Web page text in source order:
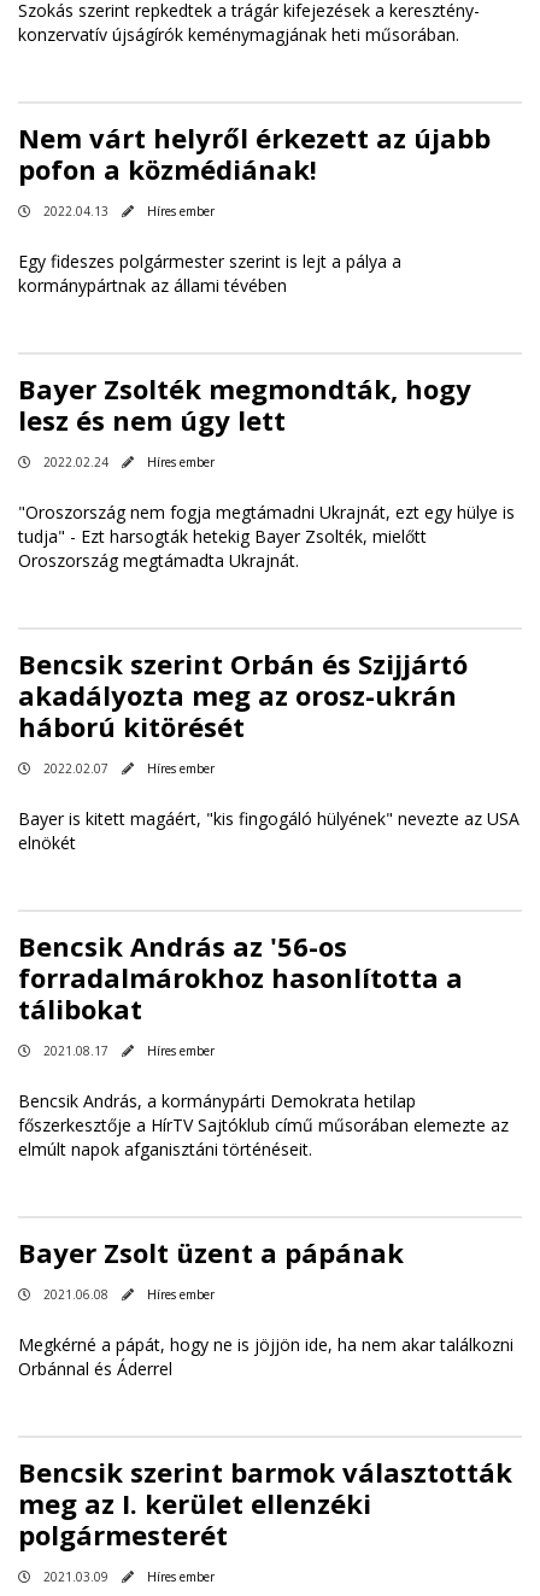
Szokás szerint repkedtek a trágár kifejezések a keresztény-
konzervatív újságírók keménymagjának heti műsorában.
Nem várt helyről érkezett az újabb
pofon a közmédiának!
2022.04.13 Híres ember
Egy fideszes polgármester szerint is lejt a pálya a
kormánypártnak az állami tévében
Bayer Zsolték megmondták, hogy
lesz és nem úgy lett
2022.02.24 Híres ember
"Oroszország nem fogja megtámadni Ukrajnát, ezt egy hülye is
tudja" - Ezt harsogták hetekig Bayer Zsolték, mielőtt
Oroszország megtámadta Ukrajnát.
Bencsik szerint Orbán és Szijjártó
akadályozta meg az orosz-ukrán
háború kitörését
2022.02.07 Híres ember
Bayer is kitett magáért, "kis fingogáló hülyének" nevezte az USA
elnökét
Bencsik András az '56-os
forradalmárokhoz hasonlította a
tálibokat
2021.08.17 Híres ember
Bencsik András, a kormánypárti Demokrata hetilap
főszerkesztője a HírTV Sajtóklub című műsorában elemezte az
elmúlt napok afganisztáni történéseit.
Bayer Zsolt üzent a pápának
2021.06.08 Híres ember
Megkérné a pápát, hogy ne is jöjjön ide, ha nem akar találkozni
Orbánnal és Áderrel
Bencsik szerint barmok választották
meg az I. kerület ellenzéki
polgármesterét
2021.03.09 Híres ember